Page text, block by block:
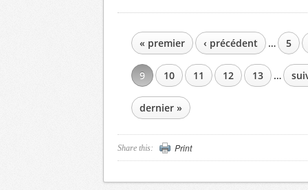
PAGES« premier ‹ précédent … 5
9 10 11 12 13 …
dernier »
Share this: Print